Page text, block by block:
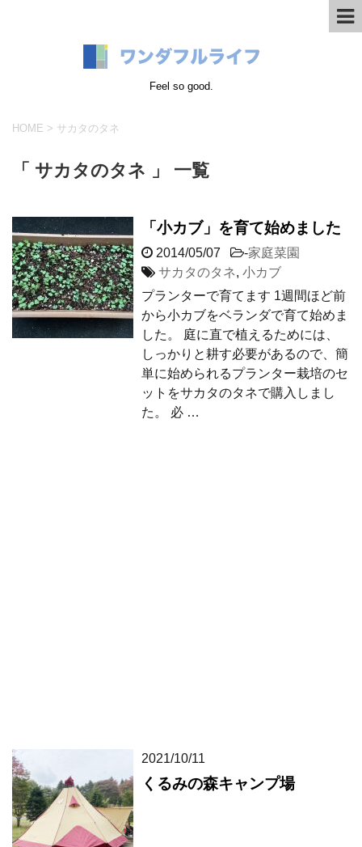
Feel so good.
HOME > サカタのタネ
「 サカタのタネ 」 一覧
「小カブ」を育て始めました
2014/05/07 -家庭菜園
サカタのタネ, 小カブ
プランターで育てます 1週間ほど前
から小カブをベランダで育て始めま
した。 庭に直で植えるためには、
しっかりと耕す必要があるので、簡
単に始められるプランター栽培のセ
ットをサカタのタネで購入しまし
た。 必 …
2021/10/11
くるみの森キャンプ場